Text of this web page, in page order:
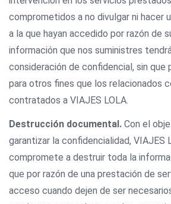
comprometidos a no divulgar ni hacer
a la que hayan accedido por razón de
información que nos suministres
consideración de confidencial, sin que
para otros fines que los relacionados
contratados a VIAJES LOLA.
Destrucción documental. Con el
garantizar la confidencialidad, VIAJES
compromete a destruir toda la
que por razón de una prestación de
acceso cuando dejen de ser